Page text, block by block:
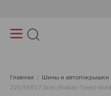
Главная
Шины и автопокрышки
225/55R17 Ikon (Nokian Tyres)